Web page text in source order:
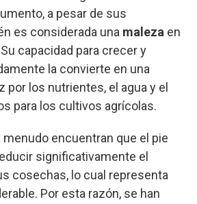
a pesar de sus
es considerada una maleza en
capacidad para crecer y
la convierte en una
los nutrientes, el agua y el
para los cultivos agrícolas.
encuentran que el pie
significativamente el
cosechas, lo cual representa
Por esta razón, se han